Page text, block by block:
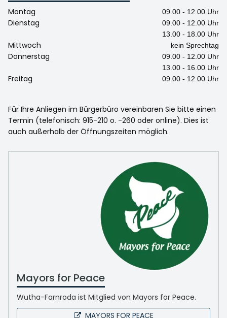
Montag 09.00 - 12.00 Uhr
Dienstag
09.00 - 12.00 Uhr
13.00 - 18.00 Uhr
Mittwoch kein Sprechtag
Donnerstag
09.00 - 12.00 Uhr
13.00 - 16.00 Uhr
Freitag 09.00 - 12.00 Uhr
Für Ihre Anliegen im Bürgerbüro vereinbaren Sie bitte einen
Termin (telefonisch: 915-210 o. -260 oder online). Dies ist
auch außerhalb der Öffnungszeiten möglich.
Mayors for Peace
Wutha-Farnroda ist Mitglied von Mayors for Peace.
MAYORS FOR PEACE